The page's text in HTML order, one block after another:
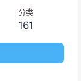
分类
161